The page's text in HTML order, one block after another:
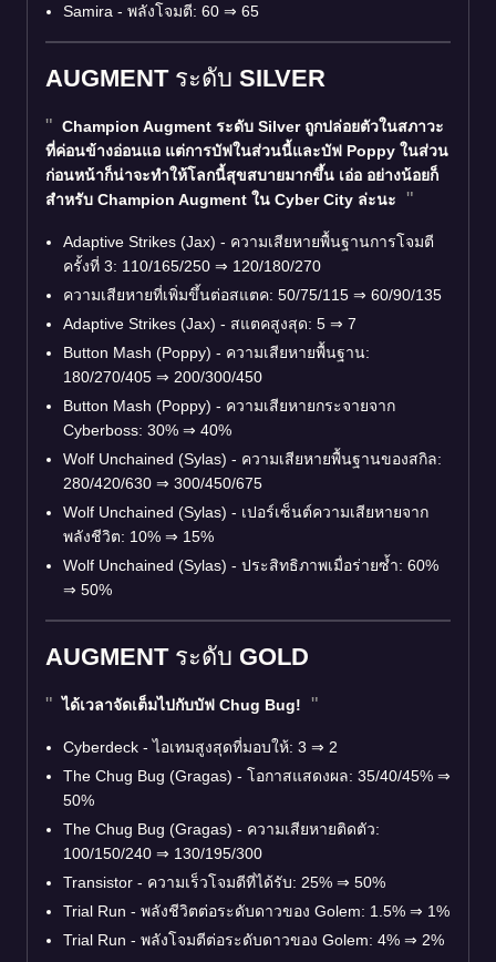
Samira - พลังโจมตี: 60 ⇒ 65
AUGMENT ระดับ SILVER
Champion Augment ระดับ Silver ถูกปล่อยตัวในสภาวะ
ที่ค่อนข้างอ่อนแอ แต่การบัฟในส่วนนี้และบัฟ Poppy ในส่วน
ก่อนหน้าก็น่าจะทำให้โลกนี้สุขสบายมากขึ้น เอ่อ อย่างน้อยก็
สำหรับ Champion Augment ใน Cyber City ล่ะนะ
Adaptive Strikes (Jax) - ความเสียหายพื้นฐานการโจมตี
ครั้งที่ 3: 110/165/250 ⇒ 120/180/270
ความเสียหายที่เพิ่มขึ้นต่อสแตค: 50/75/115 ⇒ 60/90/135
Adaptive Strikes (Jax) - สแตคสูงสุด: 5 ⇒ 7
Button Mash (Poppy) - ความเสียหายพื้นฐาน:
180/270/405 ⇒ 200/300/450
Button Mash (Poppy) - ความเสียหายกระจายจาก
Cyberboss: 30% ⇒ 40%
Wolf Unchained (Sylas) - ความเสียหายพื้นฐานของสกิล:
280/420/630 ⇒ 300/450/675
Wolf Unchained (Sylas) - เปอร์เซ็นต์ความเสียหายจาก
พลังชีวิต: 10% ⇒ 15%
Wolf Unchained (Sylas) - ประสิทธิภาพเมื่อร่ายซ้ำ: 60%
⇒ 50%
AUGMENT ระดับ GOLD
ได้เวลาจัดเต็มไปกับบัฟ Chug Bug!
Cyberdeck - ไอเทมสูงสุดที่มอบให้: 3 ⇒ 2
The Chug Bug (Gragas) - โอกาสแสดงผล: 35/40/45% ⇒
50%
The Chug Bug (Gragas) - ความเสียหายติดตัว:
100/150/240 ⇒ 130/195/300
Transistor - ความเร็วโจมตีที่ได้รับ: 25% ⇒ 50%
Trial Run - พลังชีวิตต่อระดับดาวของ Golem: 1.5% ⇒ 1%
Trial Run - พลังโจมตีต่อระดับดาวของ Golem: 4% ⇒ 2%